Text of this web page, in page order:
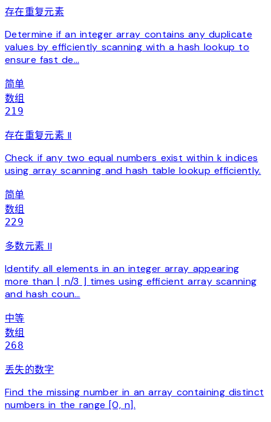
存在重复元素
Determine if an integer array contains any duplicate
values by efficiently scanning with a hash lookup to
ensure fast de…
简单
数组
219
存在重复元素 II
Check if any two equal numbers exist within k indices
using array scanning and hash table lookup efficiently.
简单
数组
229
多数元素 II
Identify all elements in an integer array appearing
more than ⌊ n/3 ⌋ times using efficient array scanning
and hash coun…
中等
数组
268
丢失的数字
Find the missing number in an array containing distinct
numbers in the range [0, n].